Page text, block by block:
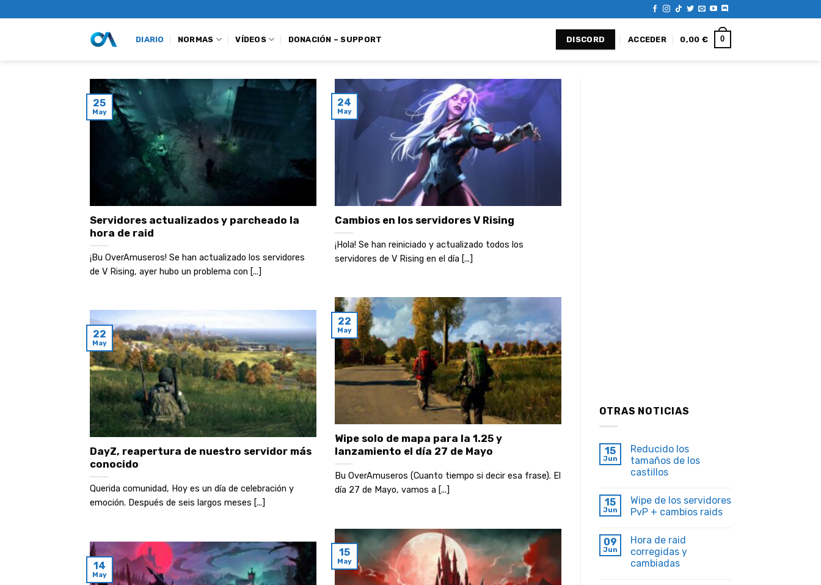
al
DIARIO NORMAS VÍDEOS DONACIÓN – SUPPORT DISCORD ACCEDER 0,00 € 0
Servidores actualizados y parcheado la
hora de raid
¡Bu OverAmuseros! Se han actualizado los servidores
de V Rising, ayer hubo un problema con [...]
25
May
Cambios en los servidores V Rising
¡Hola! Se han reiniciado y actualizado todos los
servidores de V Rising en el día [...]
24
May
Wipe solo de mapa para la 1.25 y
lanzamiento el día 27 de Mayo
Bu OverAmuseros (Cuanto tiempo si decir esa frase). El
día 27 de Mayo, vamos a [...]
22
May
DayZ, reapertura de nuestro servidor más
conocido
Querida comunidad, Hoy es un día de celebración y
emoción. Después de seis largos meses [...]
22
May
15
May
14
May
OTRAS NOTICIAS
15
Jun
Reducido los
tamaños de los
castillos
15
Jun
Wipe de los servidores
PvP + cambios raids
09
Jun
Hora de raid
corregidas y
cambiadas